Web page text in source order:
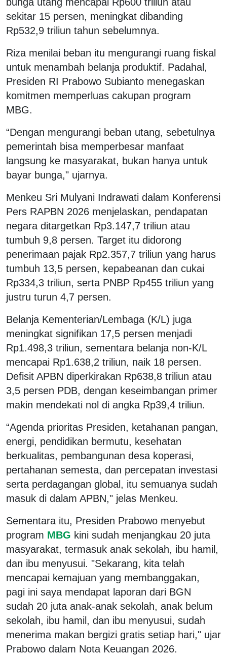
sekitar 15 persen, meningkat dibanding
Rp532,9 triliun tahun sebelumnya.
Riza menilai beban itu mengurangi ruang fiskal
untuk menambah belanja produktif. Padahal,
Presiden RI Prabowo Subianto menegaskan
komitmen memperluas cakupan program
MBG.
“Dengan mengurangi beban utang, sebetulnya
pemerintah bisa memperbesar manfaat
langsung ke masyarakat, bukan hanya untuk
bayar bunga," ujarnya.
Menkeu Sri Mulyani Indrawati dalam Konferensi
Pers RAPBN 2026 menjelaskan, pendapatan
negara ditargetkan Rp3.147,7 triliun atau
tumbuh 9,8 persen. Target itu didorong
penerimaan pajak Rp2.357,7 triliun yang harus
tumbuh 13,5 persen, kepabeanan dan cukai
Rp334,3 triliun, serta PNBP Rp455 triliun yang
justru turun 4,7 persen.
Belanja Kementerian/Lembaga (K/L) juga
meningkat signifikan 17,5 persen menjadi
Rp1.498,3 triliun, sementara belanja non-K/L
mencapai Rp1.638,2 triliun, naik 18 persen.
Defisit APBN diperkirakan Rp638,8 triliun atau
3,5 persen PDB, dengan keseimbangan primer
makin mendekati nol di angka Rp39,4 triliun.
“Agenda prioritas Presiden, ketahanan pangan,
energi, pendidikan bermutu, kesehatan
berkualitas, pembangunan desa koperasi,
pertahanan semesta, dan percepatan investasi
serta perdagangan global, itu semuanya sudah
masuk di dalam APBN," jelas Menkeu.
Sementara itu, Presiden Prabowo menyebut
program MBG kini sudah menjangkau 20 juta
masyarakat, termasuk anak sekolah, ibu hamil,
dan ibu menyusui. "Sekarang, kita telah
mencapai kemajuan yang membanggakan,
pagi ini saya mendapat laporan dari BGN
sudah 20 juta anak-anak sekolah, anak belum
sekolah, ibu hamil, dan ibu menyusui, sudah
menerima makan bergizi gratis setiap hari," ujar
Prabowo dalam Nota Keuangan 2026.